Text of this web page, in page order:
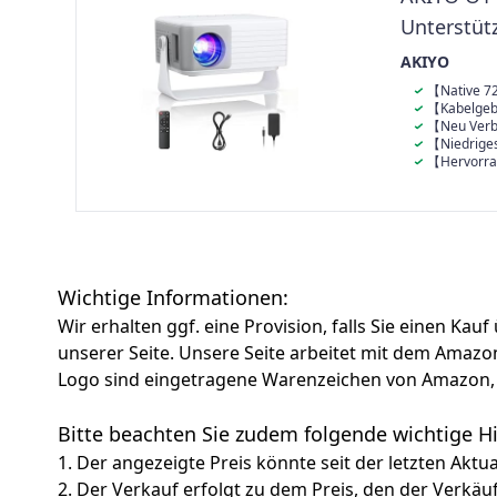
verwandeln
Kino.
AKIYO
【Native
Mini-Beamer
unterstützt
Ausgabe
【
Geräte
Datenkabel
HDMI-
keine
【Neu
Drehung】
360°-
im Bett. Mit
kannst du die
【
Dieser
【
sorgenfreie
Support für
Wichtige Informationen:
Wir erhalten ggf. eine Provision, falls Sie einen
unserer Seite. Unsere Seite arbeitet mit dem
Logo sind eingetragene Warenzeichen von
Bitte beachten Sie zudem folgende wichtige
1. Der angezeigte Preis könnte seit der letzten
2. Der Verkauf erfolgt zu dem Preis, den der